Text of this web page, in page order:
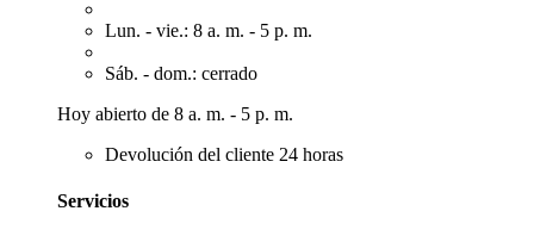
Lun. - vie.: 8 a. m. - 5 p. m.
Sáb. - dom.: cerrado
Hoy abierto de 8 a. m. - 5 p. m.
Devolución del cliente 24 horas
Servicios